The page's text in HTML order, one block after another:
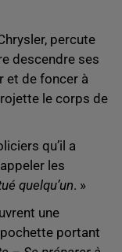
percute
descendre ses
et de foncer à
le corps de
qu’il a
les
quelqu’un. »
une
portant